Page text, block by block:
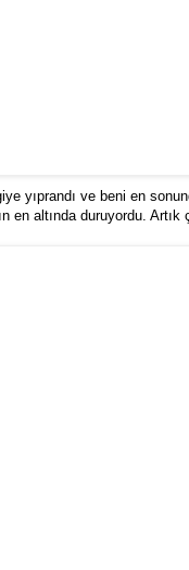
yıprandı ve beni en
en altında duruyordu. Artık